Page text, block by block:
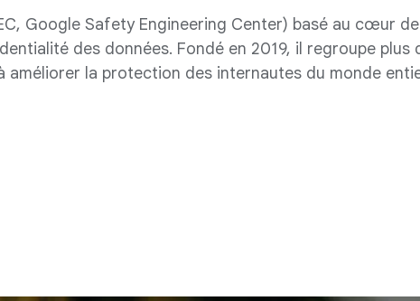
Google Safety Engineering Center) basé au cœur
des données. Fondé en 2019, il regroupe
la protection des internautes du monde